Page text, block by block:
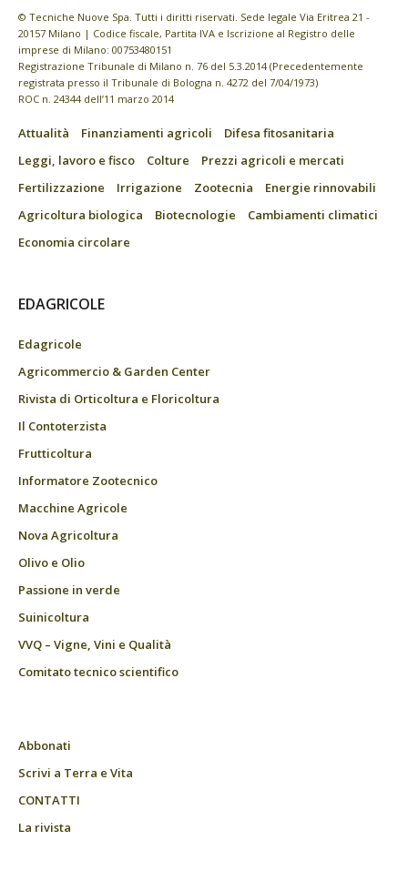
© Tecniche Nuove Spa. Tutti i diritti riservati. Sede legale Via Eritrea 21 -
20157 Milano | Codice fiscale, Partita IVA e Iscrizione al Registro delle
imprese di Milano: 00753480151
Registrazione Tribunale di Milano n. 76 del 5.3.2014 (Precedentemente
registrata presso il Tribunale di Bologna n. 4272 del 7/04/1973)
ROC n. 24344 dell’11 marzo 2014
Attualità Finanziamenti agricoli
Difesa fitosanitaria
Leggi, lavoro e fisco
Colture
Prezzi agricoli e mercati
Fertilizzazione
Irrigazione Zootecnia
Energie rinnovabili
Agricoltura biologica
Biotecnologie
Cambiamenti climatici
Economia circolare
EDAGRICOLE
Edagricole
Agricommercio & Garden Center
Rivista di Orticoltura e Floricoltura
Il Contoterzista
Frutticoltura
Informatore Zootecnico
Macchine Agricole
Nova Agricoltura
Olivo e Olio
Passione in verde
Suinicoltura
VVQ – Vigne, Vini e Qualità
Comitato tecnico scientifico
Abbonati
Scrivi a Terra e Vita
CONTATTI
La rivista